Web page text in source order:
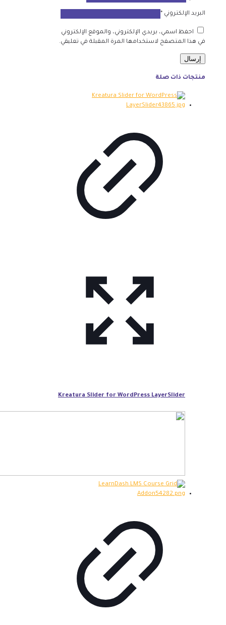
البريد الإلكتروني *
احفظ اسمي، بريدي الإلكتروني، والموقع الإلكتروني
في هذا المتصفح لاستخدامها المرة المقبلة في تعليقي.
منتجات ذات صلة
Kreatura Slider for WordPress LayerSlider